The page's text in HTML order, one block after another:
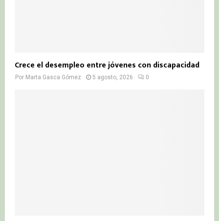
Crece el desempleo entre jóvenes con discapacidad
Por Marta Gasca Gómez 5 agosto, 2026 0